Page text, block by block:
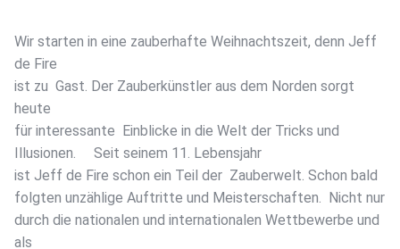
Wir starten in eine zauberhafte Weihnachtszeit, denn Jeff
de Fire
ist zu Gast. Der Zauberkünstler aus dem Norden sorgt
heute
für interessante Einblicke in die Welt der Tricks und
Illusionen. Seit seinem 11. Lebensjahr
ist Jeff de Fire schon ein Teil der Zauberwelt. Schon bald
folgten unzählige Auftritte und Meisterschaften. Nicht nur
durch die nationalen und internationalen Wettbewerbe und
als